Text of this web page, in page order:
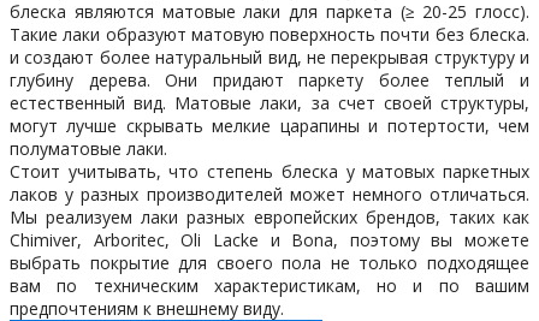
блеска являются матовые лаки для паркета (≥ 20-25 глосс).
Такие лаки образуют матовую поверхность почти без блеска.
и создают более натуральный вид, не перекрывая структуру и
глубину дерева. Они придают паркету более теплый и
естественный вид. Матовые лаки, за счет своей структуры,
могут лучше скрывать мелкие царапины и потертости, чем
полуматовые лаки.
Стоит учитывать, что степень блеска у матовых паркетных
лаков у разных производителей может немного отличаться.
Мы реализуем лаки разных европейских брендов, таких как
Chimiver, Arboritec, Oli Lacke и Bona, поэтому вы можете
выбрать покрытие для своего пола не только подходящее
вам по техническим характеристикам, но и по вашим
предпочтениям к внешнему виду.